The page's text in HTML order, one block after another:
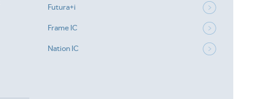
Futura+i
Frame IC
Nation IC